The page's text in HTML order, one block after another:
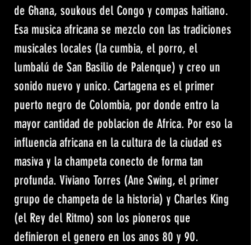
de Ghana, soukous del Congo y compas haitiano.
Esa musica africana se mezclo con las tradiciones
musicales locales (la cumbia, el porro, el
lumbalú de San Basilio de Palenque) y creo un
sonido nuevo y unico. Cartagena es el primer
puerto negro de Colombia, por donde entro la
mayor cantidad de poblacion de Africa. Por eso la
influencia africana en la cultura de la ciudad es
masiva y la champeta conecto de forma tan
profunda. Viviano Torres (Ane Swing, el primer
grupo de champeta de la historia) y Charles King
(el Rey del Ritmo) son los pioneros que
definieron el genero en los anos 80 y 90.